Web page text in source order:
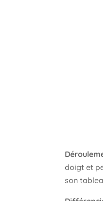
doigt et
son